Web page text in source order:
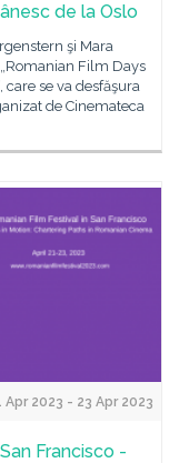
de la Oslo
şi Mara
Film Days
se va desfăşura
de Cinemateca
Apr 2023 - 23 Apr 2023
Francisco -